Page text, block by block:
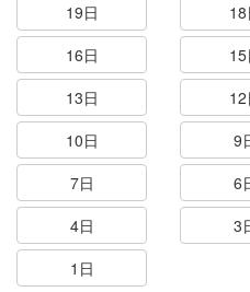
19日
18
16日
15
13日
12
10日
9
7日
6
4日
3
1日